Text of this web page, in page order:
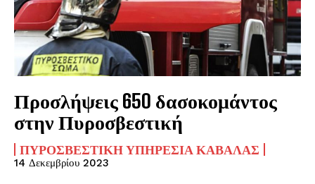
Προσλήψεις 650 δασοκομάντος
στην Πυροσβεστική
ΠΥΡΟΣΒΕΣΤΙΚΉ ΥΠΗΡΕΣΊΑ ΚΑΒΆΛΑΣ
14 Δεκεμβρίου 2023